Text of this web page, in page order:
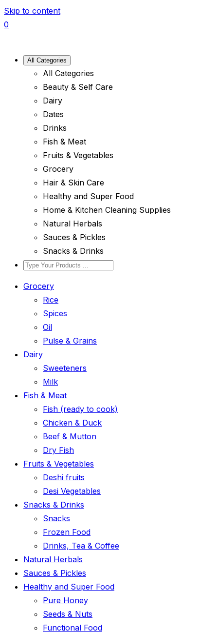
Skip to content
0
All Categories
All Categories
Beauty & Self Care
Dairy
Dates
Drinks
Fish & Meat
Fruits & Vegetables
Grocery
Hair & Skin Care
Healthy and Super Food
Home & Kitchen Cleaning Supplies
Natural Herbals
Sauces & Pickles
Snacks & Drinks
Grocery
Rice
Spices
Oil
Pulse & Grains
Dairy
Sweeteners
Milk
Fish & Meat
Fish (ready to cook)
Chicken & Duck
Beef & Mutton
Dry Fish
Fruits & Vegetables
Deshi fruits
Desi Vegetables
Snacks & Drinks
Snacks
Frozen Food
Drinks, Tea & Coffee
Natural Herbals
Sauces & Pickles
Healthy and Super Food
Pure Honey
Seeds & Nuts
Functional Food